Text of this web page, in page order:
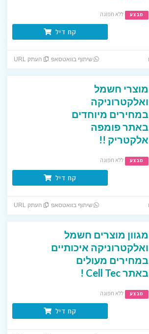
מבצע ללא תפוגה
קח דיל
שיתוף בוואטסאפ העתק URL
מוצרי חשמל
ואלקטרוניקה
במחירים מיוחדים
באתר פומפה
אלקטריק !!
מבצע ללא תפוגה
קח דיל
שיתוף בוואטסאפ העתק URL
מגוון מוצרים חשמל
ואלקטרוניקה איכותיים
במחירים מעולים
באתר Cell Tec !
מבצע ללא תפוגה
קח דיל